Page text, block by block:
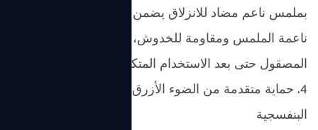
بملمس ناعم مضاد للانزلاق يضمن ملاءمة آمنة. فهي
ناعمة الملمس ومقاومة للخدوش، وتحافظ على مظهرها
المصقول حتى بعد الاستخدام المتكرر.
4. حماية متقدمة من الضوء الأزرق والأشعة فوق
البنفسجية